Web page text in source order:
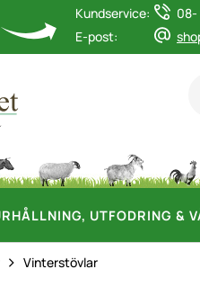
Kundservice:
08-
E-post:
UTFODRING &
Vinterstövlar